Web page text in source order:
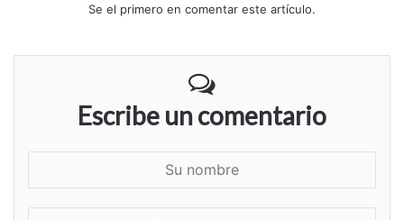
Se el primero en comentar este artículo.
Escribe un comentario